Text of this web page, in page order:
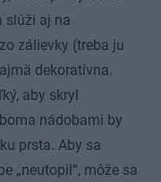
slúži aj na
zálievky (treba ju
dekoratívna.
aby skryl
nádobami by
prsta. Aby sa
„neutopil“, môže sa